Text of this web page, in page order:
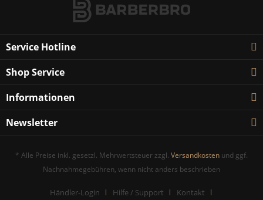
Service Hotline
Shop Service
Informationen
Newsletter
* Alle Preise inkl. gesetzl. Mehrwertsteuer zzgl. Versandkosten und ggf.
Nachnahmegebühren, wenn nicht anders beschrieben
Händler-Login Hilfe / Support Kontakt